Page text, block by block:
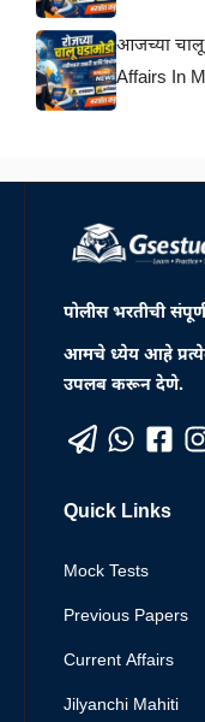
आजच्या
Affairs In
पोलीस भरतीची
आमचे ध्येय आहे प्रत्येक
उपलब करून देणे.
Quick Links
Mock Tests
Previous Papers
Current Affairs
Jilyanchi Mahiti